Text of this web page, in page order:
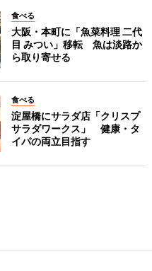
食べる
大阪・本町に「魚菜料理 二代
目 みつい」移転 魚は淡路か
ら取り寄せる
食べる
淀屋橋にサラダ店「クリスプ
サラダワークス」 健康・タ
イパの両立目指す